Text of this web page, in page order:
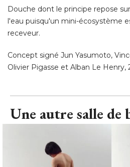
Douche dont le principe repose
l'eau puisqu'un mini-écosystème
receveur.
Concept signé Jun Yasumoto,
Olivier Pigasse et Alban Le Henry,
Une autre salle de